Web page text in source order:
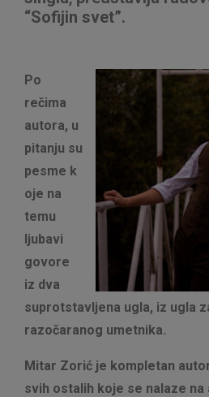
“Sofijin svet”.
Po
rečima
autora, u
pitanju su
pesme k
oje na
temu
ljubavi
govore
iz dva
suprotstavljena ugla, iz ugla
razočaranog umetnika.
Mitar Zorić je kompletan
svih ostalih koje se nalaze na